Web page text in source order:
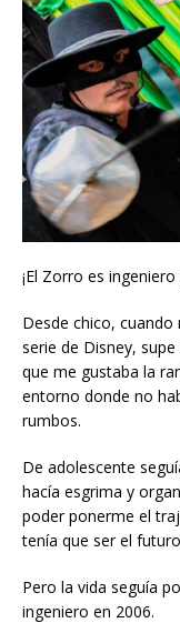
¡El Zorro es
Desde chico,
serie de Disney,
que me gustaba la
entorno donde no
rumbos.
De adolescente
hacía esgrima y
poder ponerme el
tenía que ser el
Pero la vida seguía
ingeniero en 2006.